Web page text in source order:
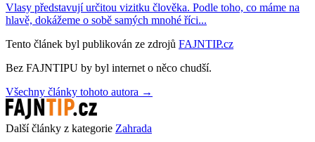
Vlasy představují určitou vizitku člověka. Podle toho, co máme na
hlavě, dokážeme o sobě samých mnohé říci...
Tento článek byl publikován ze zdrojů FAJNTIP.cz
Bez FAJNTIPU by byl internet o něco chudší.
Všechny články tohoto autora →
Další články z kategorie Zahrada